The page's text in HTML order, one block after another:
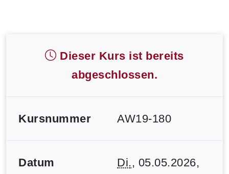
Dieser Kurs ist bereits
abgeschlossen.
Kursnummer AW19-180
Datum Di., 05.05.2026,